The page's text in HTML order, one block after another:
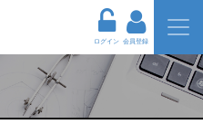
ログイン 会員登録